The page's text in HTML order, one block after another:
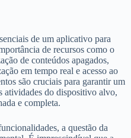
de um aplicativo para
de recursos como o
de conteúdos apagados,
em tempo real e acesso ao
são cruciais para garantir um
atividades do dispositivo alvo,
e completa.
a questão da